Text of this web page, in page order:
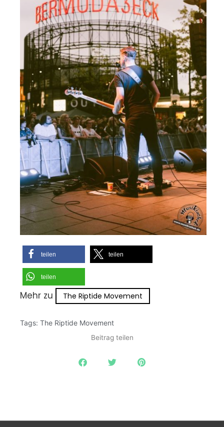
teilen teilen
teilen
Mehr zu The Riptide Movement
Tags: The Riptide Movement
Beitrag teilen